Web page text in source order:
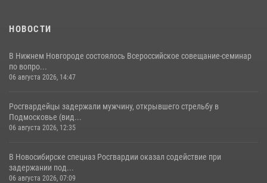
НОВОСТИ
В Нижнем Новгороде состоялось Всероссийское совещание-семинар
по вопро...
06 августа 2026, 14:47
Росгвардейцы задержали мужчину, открывшего стрельбу в
Подмосковье (вид...
06 августа 2026, 12:35
В Новосибирске спецназ Росгвардии оказал содействие при
задержании под...
06 августа 2026, 07:09